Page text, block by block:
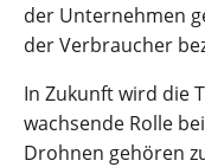
der Unternehmen
der Verbraucher
In Zukunft wird die
wachsende Rolle
Drohnen gehören